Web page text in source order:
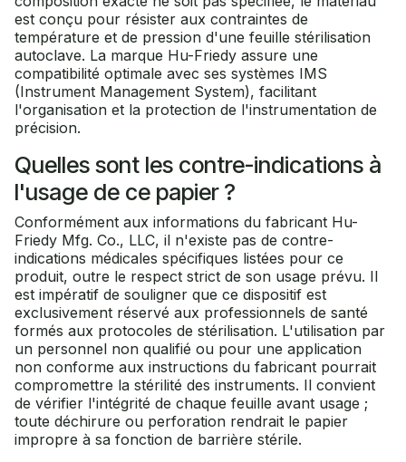
est conçu pour résister aux contraintes de
température et de pression d'une feuille stérilisation
autoclave. La marque Hu-Friedy assure une
compatibilité optimale avec ses systèmes IMS
(Instrument Management System), facilitant
l'organisation et la protection de l'instrumentation de
précision.
Quelles sont les contre-indications à
l'usage de ce papier ?
Conformément aux informations du fabricant Hu-
Friedy Mfg. Co., LLC, il n'existe pas de contre-
indications médicales spécifiques listées pour ce
produit, outre le respect strict de son usage prévu. Il
est impératif de souligner que ce dispositif est
exclusivement réservé aux professionnels de santé
formés aux protocoles de stérilisation. L'utilisation par
un personnel non qualifié ou pour une application
non conforme aux instructions du fabricant pourrait
compromettre la stérilité des instruments. Il convient
de vérifier l'intégrité de chaque feuille avant usage ;
toute déchirure ou perforation rendrait le papier
impropre à sa fonction de barrière stérile.